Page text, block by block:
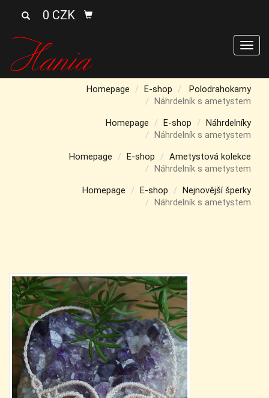
0 CZK
Homepage E-shop
Polodrahokamy
Náhrdelník s ametystem
Homepage
E-shop
Náhrdelníky
Náhrdelník s ametystem
Homepage
E-shop
Ametystová kolekce
Náhrdelník s ametystem
Homepage
E-shop
Nejnovější šperky
Náhrdelník s ametystem